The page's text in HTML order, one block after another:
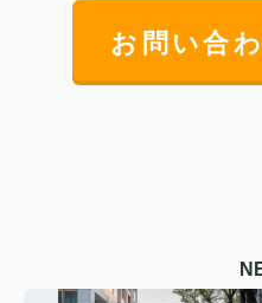
お問い合